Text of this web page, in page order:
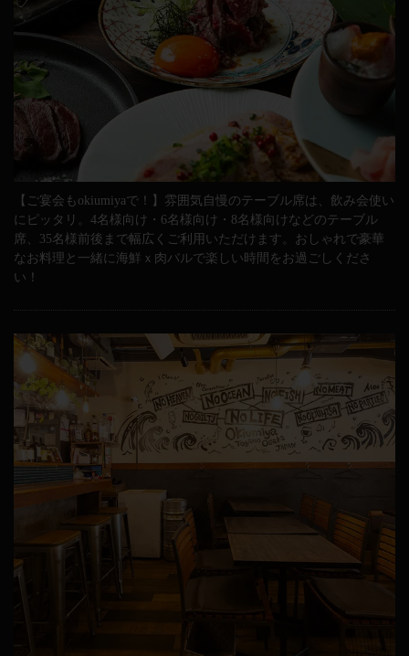
【ご宴会もokiumiyaで！】雰囲気自慢のテーブル席は、飲み会使い
にピッタリ。4名様向け・6名様向け・8名様向けなどのテーブル
席、35名様前後まで幅広くご利用いただけます。おしゃれで豪華
なお料理と一緒に海鮮ｘ肉バルで楽しい時間をお過ごしくださ
い！